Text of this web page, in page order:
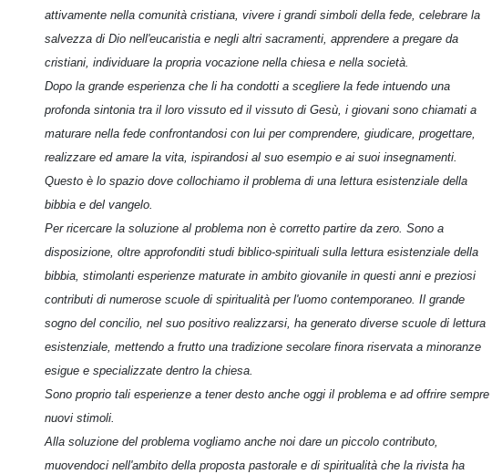
attivamente nella comunità cristiana, vivere i grandi simboli della fede, celebrare la
salvezza di Dio nell'eucaristia e negli altri sacramenti, apprendere a pregare da
cristiani, individuare la propria vocazione nella chiesa e nella società.
Dopo la grande esperienza che li ha condotti a scegliere la fede intuendo una
profonda sintonia tra il loro vissuto ed il vissuto di Gesù, i giovani sono chiamati a
maturare nella fede confrontandosi con lui per comprendere, giudicare, progettare,
realizzare ed amare la vita, ispirandosi al suo esempio e ai suoi insegnamenti.
Questo è lo spazio dove collochiamo il problema di una lettura esistenziale della
bibbia e del vangelo.
Per ricercare la soluzione al problema non è corretto partire da zero. Sono a
disposizione, oltre approfonditi studi biblico-spirituali sulla lettura esistenziale della
bibbia, stimolanti esperienze maturate in ambito giovanile in questi anni e preziosi
contributi di numerose scuole di spiritualità per l'uomo contemporaneo. Il grande
sogno del concilio, nel suo positivo realizzarsi, ha generato diverse scuole di lettura
esistenziale, mettendo a frutto una tradizione secolare finora riservata a minoranze
esigue e specializzate dentro la chiesa.
Sono proprio tali esperienze a tener desto anche oggi il problema e ad offrire sempre
nuovi stimoli.
Alla soluzione del problema vogliamo anche noi dare un piccolo contributo,
muovendoci nell'ambito della proposta pastorale e di spiritualità che la rivista ha